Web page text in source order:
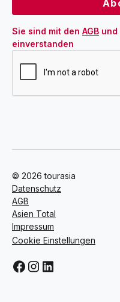
Sie sind mit den AGB und
einverstanden
© 2026 tourasia
Datenschutz
AGB
Asien Total
Impressum
Cookie Einstellungen